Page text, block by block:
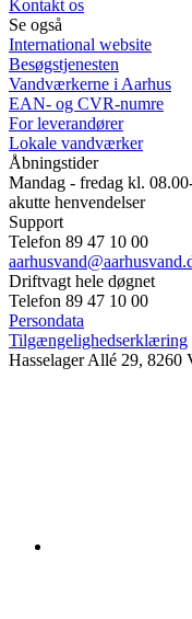
Kontakt os
Se også
International website
Besøgstjenesten
Vandværkerne i Aarhus
EAN- og CVR-numre
For leverandører
Lokale vandværker
Åbningstider
Mandag - fredag kl.
akutte henvendelser
Support
Telefon 89 47 10 00
Driftvagt hele døgnet
Telefon 89 47 10 00
Persondata
Tilgængelighedserklæring
Hasselager Allé 29, 8260